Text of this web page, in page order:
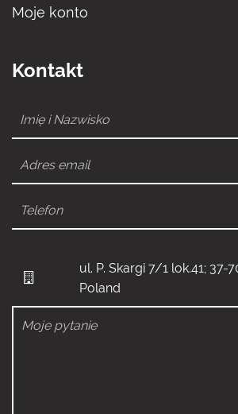
Moje konto
Kontakt
ul. P. Skargi 7/1 lok.41;
Poland